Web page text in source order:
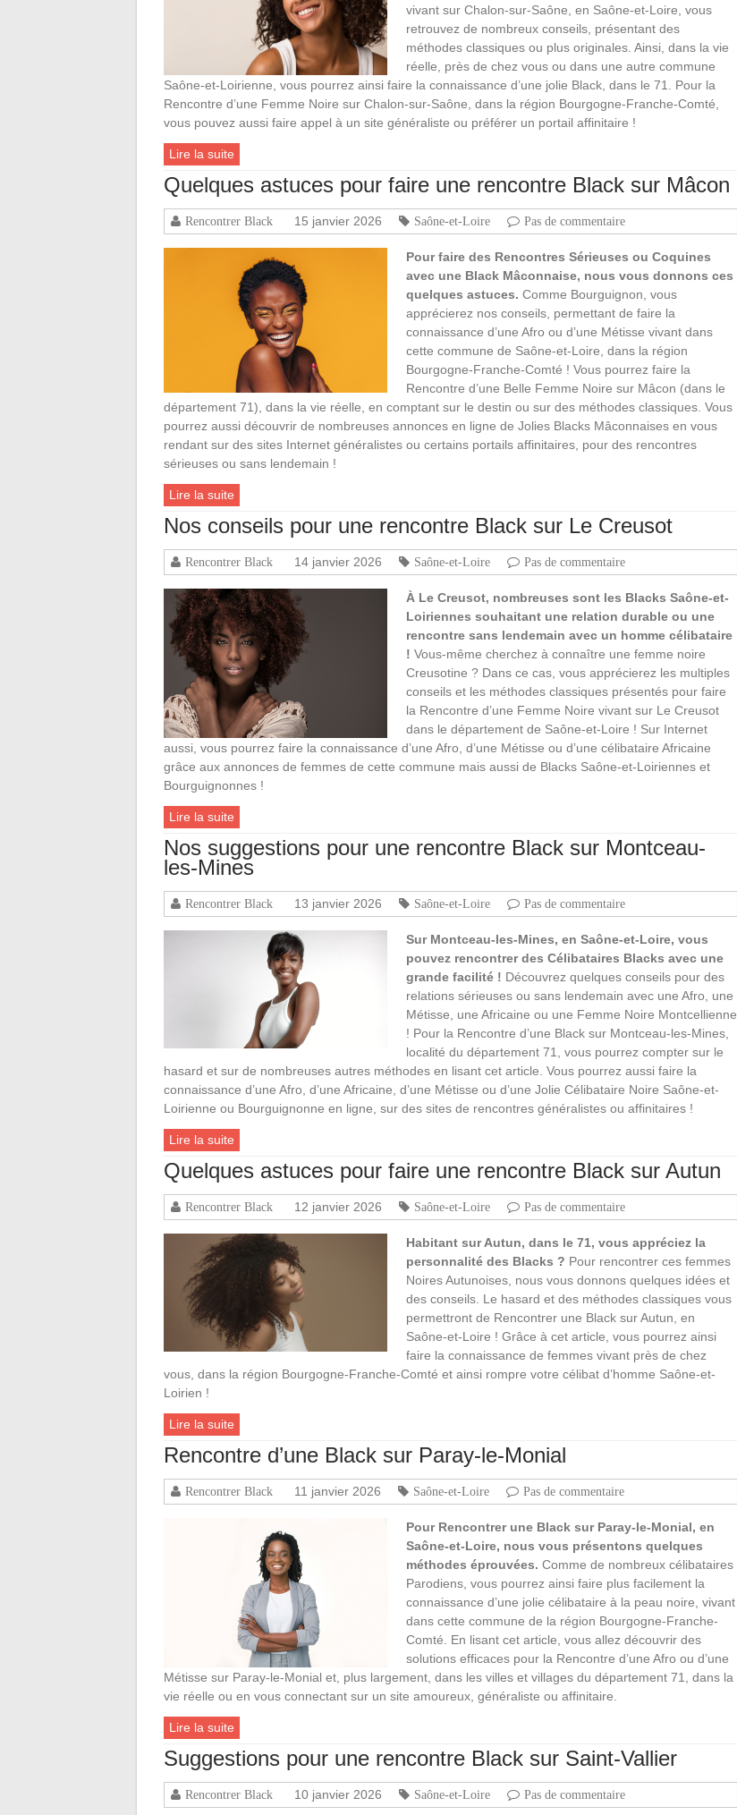
vivant sur Chalon-sur-Saône, en Saône-et-Loire, vous
retrouvez de nombreux conseils, présentant des
méthodes classiques ou plus originales. Ainsi, dans la vie
réelle, près de chez vous ou dans une autre commune
Saône-et-Loirienne, vous pourrez ainsi faire la connaissance d’une jolie Black, dans le 71. Pour la
Rencontre d’une Femme Noire sur Chalon-sur-Saône, dans la région Bourgogne-Franche-Comté,
vous pouvez aussi faire appel à un site généraliste ou préférer un portail affinitaire !
Lire la suite
Quelques astuces pour faire une rencontre Black sur Mâcon
Rencontrer Black 15 janvier 2026 Saône-et-Loire Pas de commentaire
Pour faire des Rencontres Sérieuses ou Coquines
avec une Black Mâconnaise, nous vous donnons ces
quelques astuces. Comme Bourguignon, vous
apprécierez nos conseils, permettant de faire la
connaissance d’une Afro ou d’une Métisse vivant dans
cette commune de Saône-et-Loire, dans la région
Bourgogne-Franche-Comté ! Vous pourrez faire la
Rencontre d’une Belle Femme Noire sur Mâcon (dans le
département 71), dans la vie réelle, en comptant sur le destin ou sur des méthodes classiques. Vous
pourrez aussi découvrir de nombreuses annonces en ligne de Jolies Blacks Mâconnaises en vous
rendant sur des sites Internet généralistes ou certains portails affinitaires, pour des rencontres
sérieuses ou sans lendemain !
Lire la suite
Nos conseils pour une rencontre Black sur Le Creusot
Rencontrer Black 14 janvier 2026 Saône-et-Loire Pas de commentaire
À Le Creusot, nombreuses sont les Blacks Saône-et-
Loiriennes souhaitant une relation durable ou une
rencontre sans lendemain avec un homme célibataire
! Vous-même cherchez à connaître une femme noire
Creusotine ? Dans ce cas, vous apprécierez les multiples
conseils et les méthodes classiques présentés pour faire
la Rencontre d’une Femme Noire vivant sur Le Creusot
dans le département de Saône-et-Loire ! Sur Internet
aussi, vous pourrez faire la connaissance d’une Afro, d’une Métisse ou d’une célibataire Africaine
grâce aux annonces de femmes de cette commune mais aussi de Blacks Saône-et-Loiriennes et
Bourguignonnes !
Lire la suite
Nos suggestions pour une rencontre Black sur Montceau-
les-Mines
Rencontrer Black 13 janvier 2026 Saône-et-Loire Pas de commentaire
Sur Montceau-les-Mines, en Saône-et-Loire, vous
pouvez rencontrer des Célibataires Blacks avec une
grande facilité ! Découvrez quelques conseils pour des
relations sérieuses ou sans lendemain avec une Afro, une
Métisse, une Africaine ou une Femme Noire Montcellienne
! Pour la Rencontre d’une Black sur Montceau-les-Mines,
localité du département 71, vous pourrez compter sur le
hasard et sur de nombreuses autres méthodes en lisant cet article. Vous pourrez aussi faire la
connaissance d’une Afro, d’une Africaine, d’une Métisse ou d’une Jolie Célibataire Noire Saône-et-
Loirienne ou Bourguignonne en ligne, sur des sites de rencontres généralistes ou affinitaires !
Lire la suite
Quelques astuces pour faire une rencontre Black sur Autun
Rencontrer Black 12 janvier 2026 Saône-et-Loire Pas de commentaire
Habitant sur Autun, dans le 71, vous appréciez la
personnalité des Blacks ? Pour rencontrer ces femmes
Noires Autunoises, nous vous donnons quelques idées et
des conseils. Le hasard et des méthodes classiques vous
permettront de Rencontrer une Black sur Autun, en
Saône-et-Loire ! Grâce à cet article, vous pourrez ainsi
faire la connaissance de femmes vivant près de chez
vous, dans la région Bourgogne-Franche-Comté et ainsi rompre votre célibat d’homme Saône-et-
Loirien !
Lire la suite
Rencontre d’une Black sur Paray-le-Monial
Rencontrer Black 11 janvier 2026 Saône-et-Loire Pas de commentaire
Pour Rencontrer une Black sur Paray-le-Monial, en
Saône-et-Loire, nous vous présentons quelques
méthodes éprouvées. Comme de nombreux célibataires
Parodiens, vous pourrez ainsi faire plus facilement la
connaissance d’une jolie célibataire à la peau noire, vivant
dans cette commune de la région Bourgogne-Franche-
Comté. En lisant cet article, vous allez découvrir des
solutions efficaces pour la Rencontre d’une Afro ou d’une
Métisse sur Paray-le-Monial et, plus largement, dans les villes et villages du département 71, dans la
vie réelle ou en vous connectant sur un site amoureux, généraliste ou affinitaire.
Lire la suite
Suggestions pour une rencontre Black sur Saint-Vallier
Rencontrer Black 10 janvier 2026 Saône-et-Loire Pas de commentaire